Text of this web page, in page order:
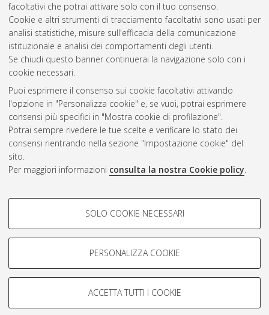
facoltativi che potrai attivare solo con il tuo consenso.
Cookie e altri strumenti di tracciamento facoltativi sono usati per
analisi statistiche, misure sull'efficacia della comunicazione
istituzionale e analisi dei comportamenti degli utenti.
Se chiudi questo banner continuerai la navigazione solo con i
cookie necessari.
Puoi esprimere il consenso sui cookie facoltativi attivando
l'opzione in "Personalizza cookie" e, se vuoi, potrai esprimere
consensi più specifici in "Mostra cookie di profilazione".
Potrai sempre rivedere le tue scelte e verificare lo stato dei
consensi rientrando nella sezione "Impostazione cookie" del
sito.
Per maggiori informazioni consulta la nostra Cookie policy.
COOKIE DI PROFILAZIONE -
Si tratta di cookie utilizzati per analizzare le caratteristiche della
navigazione degli utenti, creare profili in base al loro comportamento
Mostra cookie di profilazione
COOKIE TECNICI - NECESSARI
SOLO COOKIE NECESSARI
PERSONALIZZA COOKIE
ACCETTA TUTTI I COOKIE
Gestione del documento:
Atom
Rss 1.0
Rss 2.0
ISSN: 2038-7946
Impostazioni Cookie
Informativa sulla privacy
Condizioni d’uso del sito